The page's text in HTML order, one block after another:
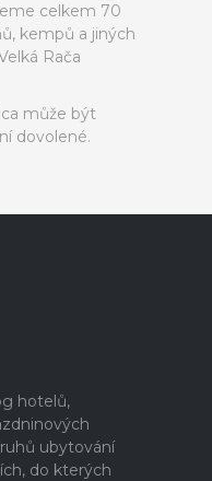
celkem 70
kempů a jiných
Rača
může být
dovolené.
hotelů,
ubytování
do kterých